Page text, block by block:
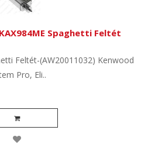
Spaghetti Feltét
Feltét-(AW20011032) Kenwood
Pro, Eli..